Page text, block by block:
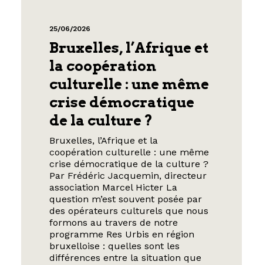
25/06/2026
Bruxelles, l’Afrique et
la coopération
culturelle : une même
crise démocratique
de la culture ?
Bruxelles, l’Afrique et la
coopération culturelle : une même
crise démocratique de la culture ?
Par Frédéric Jacquemin, directeur
association Marcel Hicter La
question m’est souvent posée par
des opérateurs culturels que nous
formons au travers de notre
programme Res Urbis en région
bruxelloise : quelles sont les
différences entre la situation que